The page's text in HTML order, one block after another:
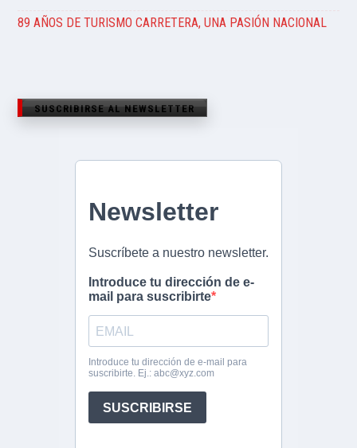
89 AÑOS DE TURISMO CARRETERA, UNA PASIÓN NACIONAL
SUSCRIBIRSE AL NEWSLETTER